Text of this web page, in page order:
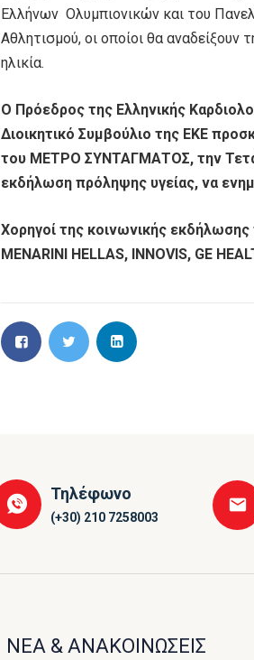
Ελλήνων Ολυμπιονικών και του
Αθλητισμού, οι οποίοι θα
ηλικία.
Ο Πρόεδρος της Ελληνικής
Διοικητικό Συμβούλιο της ΕΚΕ
του ΜΕΤΡΟ ΣΥΝΤΑΓΜΑΤΟΣ, την
εκδήλωση πρόληψης υγείας, να
Χορηγοί της κοινωνικής εκδήλωσης
MENARINI
HELLAS, INNOVIS, GE
Τηλέφωνο
(+30) 210 7258003
ΝΕΑ & ΑΝΑΚΟΙΝΩΣΕΙΣ